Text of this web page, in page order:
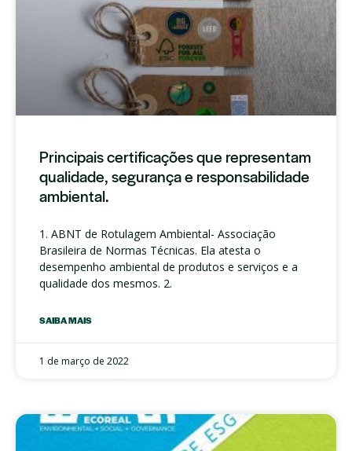
Principais certificações que representam
qualidade, segurança e responsabilidade
ambiental.
1. ABNT de Rotulagem Ambiental- Associação
Brasileira de Normas Técnicas. Ela atesta o
desempenho ambiental de produtos e serviços e a
qualidade dos mesmos. 2.
SAIBA MAIS
1 de março de 2022